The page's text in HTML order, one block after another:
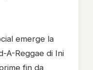
emerge la
A-Reggae di Ini
fin da